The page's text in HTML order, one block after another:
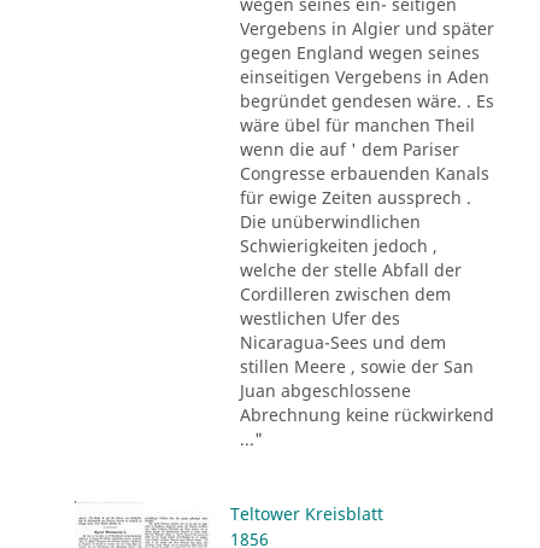
Vergebens in Algier und später
gegen England wegen seines
einseitigen Vergebens in Aden
begründet gendesen wäre. . Es
wäre übel für manchen Theil
wenn die auf ' dem Pariser
Congresse erbauenden Kanals
für ewige Zeiten aussprech .
Die unüberwindlichen
Schwierigkeiten jedoch ,
welche der stelle Abfall der
Cordilleren zwischen dem
westlichen Ufer des
Nicaragua-Sees und dem
stillen Meere , sowie der San
Juan abgeschlossene
Abrechnung keine rückwirkend
..."
Teltower Kreisblatt
1856